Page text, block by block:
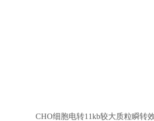
CHO细胞电转11kb较大质粒瞬转